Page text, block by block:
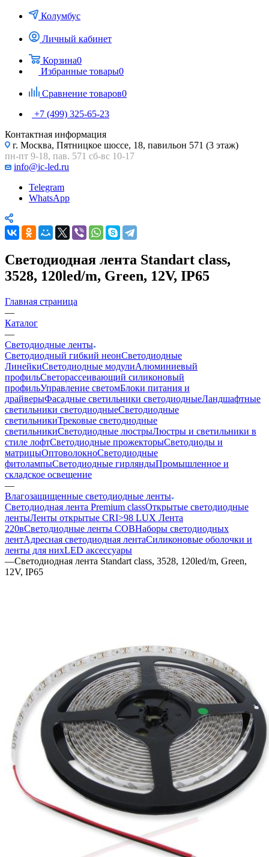
Колумбус
Личный кабинет
Корзина0
Избранные товары0
Сравнение товаров0
+7 (499) 325-65-23
Контактная информация
г. Москва, Пятницкое шоссе, 18, павильон 571 (3 этаж)
пн-пт 9-18, пав. 571 сб-вс 10-17
info@ic-led.ru
Telegram
WhatsApp
Светодиодная лента Standart class,
3528, 120led/m, Green, 12V, IP65
Главная страница
—
Каталог
—
Светодиодные ленты
Светодиодный гибкий неонСветодиодные
ЛинейкиСветодиодные модулиАлюминиевый
профильСветорассеивающий силиконовый
профильУправление светомБлоки питания и
драйверыФасадные светильники светодиодныеЛандшафтные
светильники светодиодныеСветодиодные
светильникиТрековые светодиодные
светильникиСветодиодные люстрыЛюстры и светильники в
стиле лофтСветодиодные прожекторыСветодиоды и
матрицыОптоволокноСветодиодные
фитолампыСветодиодные гирляндыПромышленное и
складское освещение
—
Влагозащищенные светодиодные ленты
Светодиодная лента Premium classОткрытые светодиодные
лентыЛенты открытые CRI>98 LUX Лента
220вСветодиодные ленты COBНаборы светодиодных
лентАдресная светодиодная лентаСиликоновые оболочки и
ленты для нихLED аксессуары
—Светодиодная лента Standart class, 3528, 120led/m, Green,
12V, IP65